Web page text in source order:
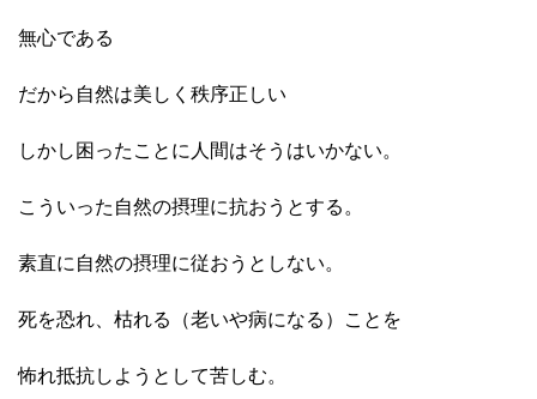
無心である
だから自然は美しく秩序正しい
しかし困ったことに人間はそうはいかない。
こういった自然の摂理に抗おうとする。
素直に自然の摂理に従おうとしない。
死を恐れ、枯れる（老いや病になる）ことを
怖れ抵抗しようとして苦しむ。